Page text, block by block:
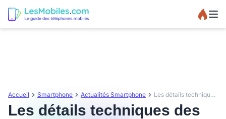
Accueil Smartphone Actualités Smartphone Les détails techniques des capteurs photo du Google Pixel Pro en fuite
Les détails techniques des